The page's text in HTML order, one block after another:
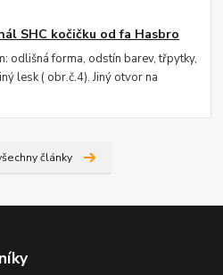
SHC kočičku od fa Hasbro
odlišná forma, odstín barev, třpytky,
lesk ( obr.č.4). Jiný otvor na
články